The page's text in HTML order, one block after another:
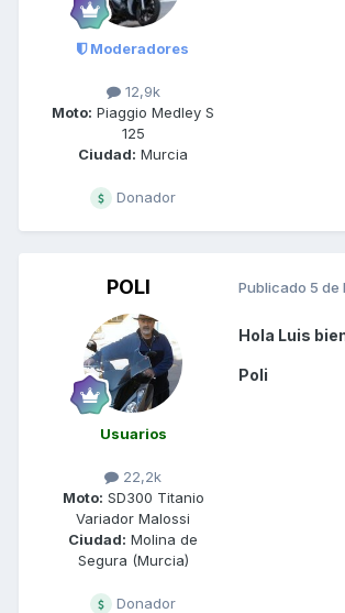
Moderadores
12,9k
Moto: Piaggio Medley S
125
Ciudad: Murcia
Donador
POLI
Usuarios
22,2k
Moto: SD300 Titanio
Variador Malossi
Ciudad: Molina de
Segura (Murcia)
Donador
Publicado 5 de
Hola Luis
Poli